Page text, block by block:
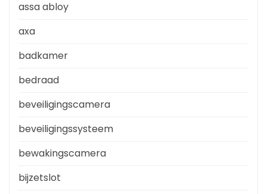
assa abloy
axa
badkamer
bedraad
beveiligingscamera
beveiligingssysteem
bewakingscamera
bijzetslot